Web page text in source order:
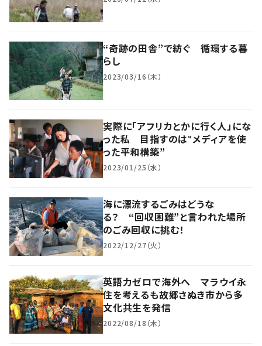
“奇跡の田舎”で紡ぐ 循環する暮
らし
2023/03/16（木）
実際に「アフリカとかに行く人」にな
った私 目指すのは‟メディアを使
った平和構築”
2023/01/25（水）
海に漂流するごみはどうな
る？ “回収困難”と言われた場所
のごみ回収に挑む！
2022/12/27（火）
英語力ゼロで海外へ マラウイ永
住を考えるも故郷さぬき市から多
文化共生を発信
2022/08/18（木）